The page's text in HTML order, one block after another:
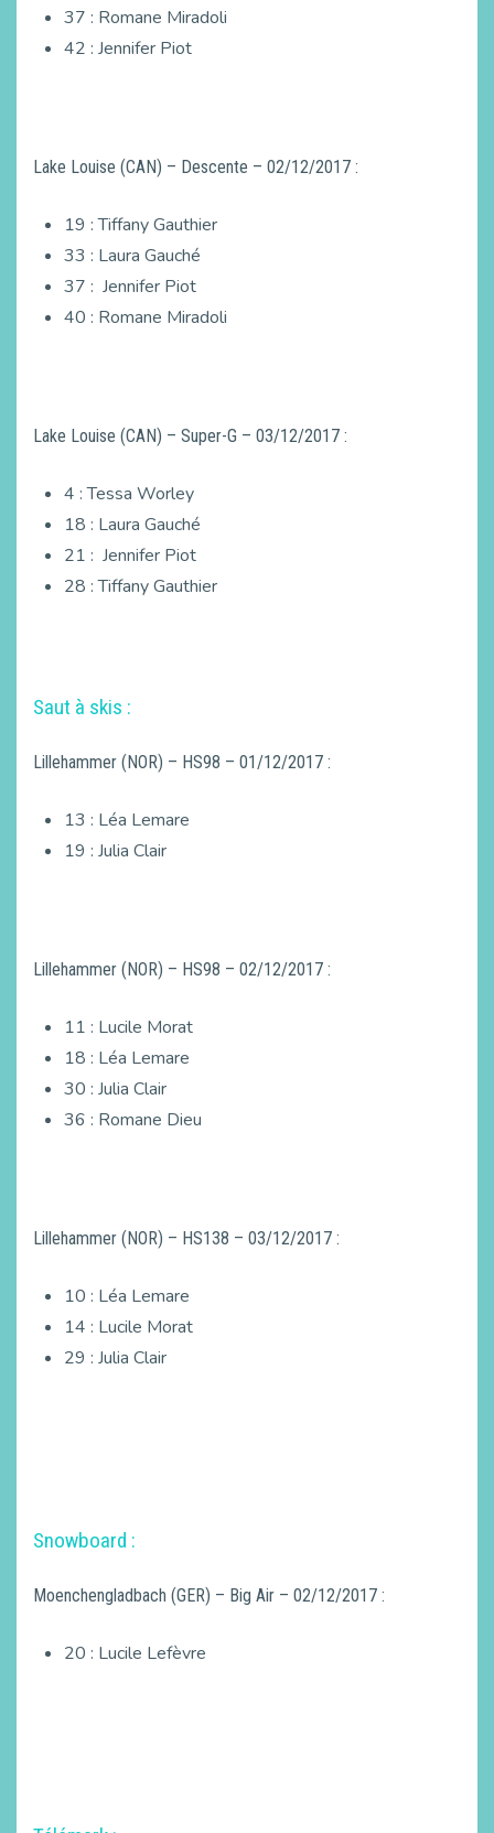
37 : Romane Miradoli
42 : Jennifer Piot
Lake Louise (CAN) – Descente – 02/12/2017 :
19 : Tiffany Gauthier
33 : Laura Gauché
37 : Jennifer Piot
40 : Romane Miradoli
Lake Louise (CAN) – Super-G – 03/12/2017 :
4 : Tessa Worley
18 : Laura Gauché
21 : Jennifer Piot
28 : Tiffany Gauthier
Saut à skis :
Lillehammer (NOR) – HS98 – 01/12/2017 :
13 : Léa Lemare
19 : Julia Clair
Lillehammer (NOR) – HS98 – 02/12/2017 :
11 : Lucile Morat
18 : Léa Lemare
30 : Julia Clair
36 : Romane Dieu
Lillehammer (NOR) – HS138 – 03/12/2017 :
10 : Léa Lemare
14 : Lucile Morat
29 : Julia Clair
Snowboard :
Moenchengladbach (GER) – Big Air – 02/12/2017 :
20 : Lucile Lefèvre